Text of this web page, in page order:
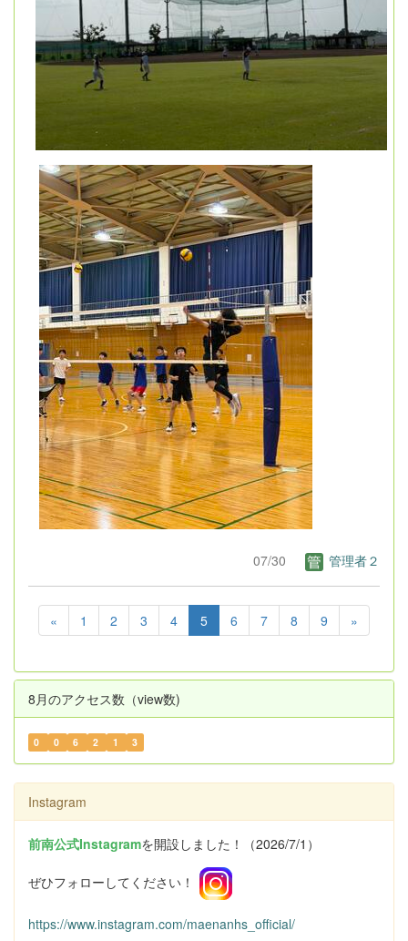
07/30 管理者２
« 1 2 3 4 5 6 7 8 9 »
8月のアクセス数（view数)
0 0 6 2 1 3
Instagram
前南公式Instagramを開設しました！（2026/7/1）
ぜひフォローしてください！
https://www.instagram.com/maenanhs_official/